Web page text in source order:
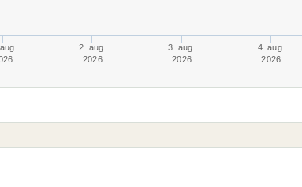
2. aug.
2026
3. aug.
2026
4. aug.
2026